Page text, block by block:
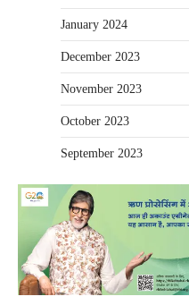
January 2024
December 2023
November 2023
October 2023
September 2023